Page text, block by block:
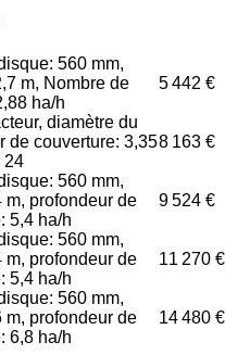
560 mm,
m, Nombre de
ha/h
5 442 €
diamètre du
de couverture: 3,35
24
8 163 €
560 mm,
m, profondeur de
5,4 ha/h
9 524 €
560 mm,
m, profondeur de
5,4 ha/h
11 270 €
560 mm,
m, profondeur de
6,8 ha/h
14 480 €